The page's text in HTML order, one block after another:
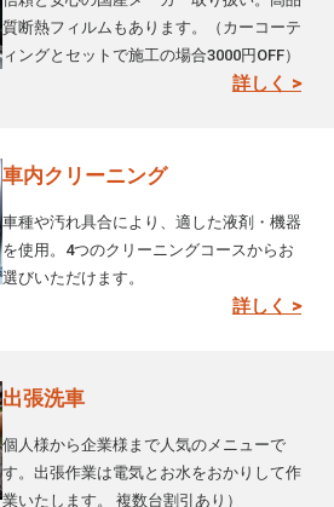
質断熱フィルムもあります。（カーコーテ
ィングとセットで施工の場合3000円OFF）
詳しく >
車内クリーニング
車種や汚れ具合により、適した液剤・機器
を使用。4つのクリーニングコースからお
選びいただけます。
詳しく >
出張洗車
個人様から企業様まで人気のメニューで
す。出張作業は電気とお水をおかりして作
業いたします。 複数台割引あり）